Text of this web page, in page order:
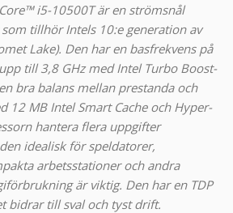
i5-10500T är en strömsnål
tillhör Intels 10:e generation av
Lake). Den har en basfrekvens på
till 3,8 GHz med Intel Turbo Boost-
bra balans mellan prestanda och
12 MB Intel Smart Cache och Hyper-
hantera flera uppgifter
idealisk för speldatorer,
arbetsstationer och andra
är viktig. Den har en TDP
bidrar till sval och tyst drift.